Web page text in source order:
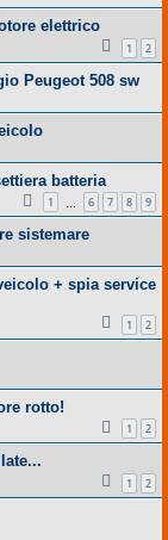
elettrico
1 2
Peugeot 508 sw
batteria
1 6 7 8 9
sistemare
+ spia service
1 2
rotto!
1 2
1 2